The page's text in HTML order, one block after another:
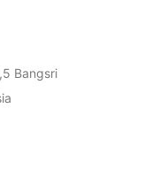
Bangsri